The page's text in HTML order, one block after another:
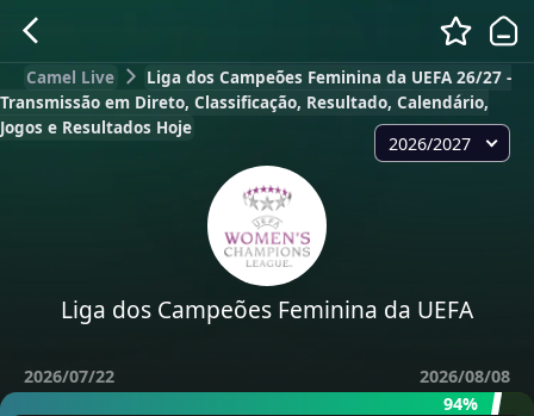
Camel Live
Liga dos Campeões Feminina da UEFA 26/27 -
Transmissão em Direto, Classificação, Resultado, Calendário,
Jogos e Resultados Hoje
2026/2027
Liga dos Campeões Feminina da UEFA
2026/07/22
2026/08/08
94%